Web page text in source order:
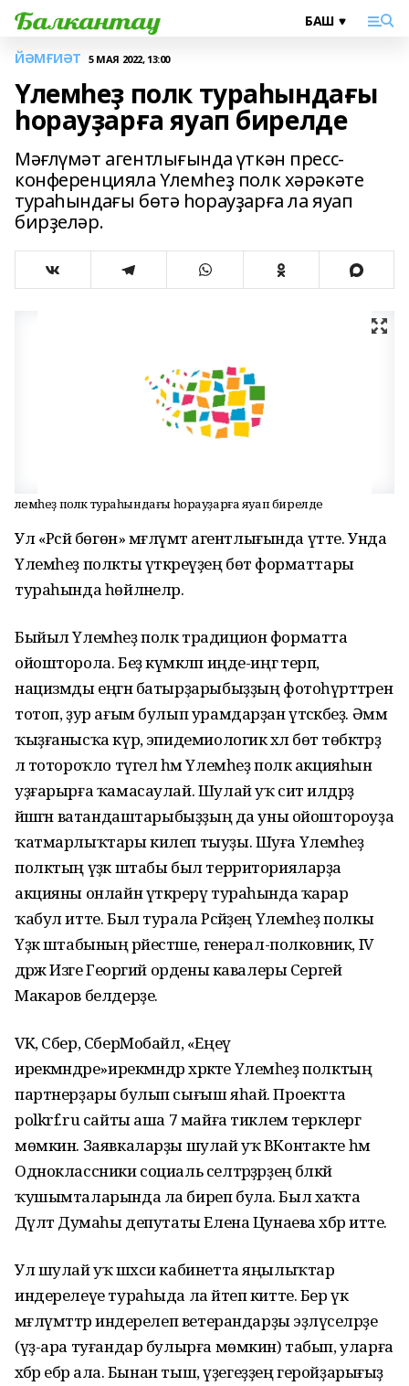
ЙӘМҒИӘТ 5 МАЯ 2022, 13:00
Үлемһеҙ полк тураһындағы
һорауҙарға яуап бирелде
Мәғлүмәт агентлығында үткән пресс-
конференцияла Үлемһеҙ полк хәрәкәте
тураһындағы бөтә һорауҙарға ла яуап
бирҙеләр.
Үлемһеҙ полк тураһындағы һорауҙарға яуап бирелде
Ул «Рәсәй бөгөн» мәғлүмәт агентлығында үтте. Унда
Үлемһеҙ полкты үткәреүҙең бөтә форматтары
тураһында һөйләнеләр.
Быйыл Үлемһеҙ полк традицион форматта
ойошторола. Беҙ күмәкләп иңде-иңгә терәп,
нацизмды еңгән батырҙарыбыҙҙың фотоһүрәттәрен
тотоп, ҙур ағым булып урамдарҙан үтәсәкбеҙ. Әммә
ҡыҙғанысҡа күрә, эпидемиологик хәл бөтә төбәктәрҙә
лә тотороҡло түгел һәм Үлемһеҙ полк акцияһын
уҙғарырға ҡамасаулай. Шулай уҡ сит илдәрҙә
йәшәгән ватандаштарыбыҙҙың да уны ойоштороуҙа
ҡатмарлыҡтары килеп тыуҙы. Шуға Үлемһеҙ
полктың үҙәк штабы был территорияларҙа
акцияны онлайн үткәрерү тураһында ҡарар
ҡабул итте. Был турала Рәсәйҙең Үлемһеҙ полкы
Үҙәк штабының рәйестәше, генерал-полковник, IV
дәрәжә Изге Георгий ордены кавалеры Сергей
Макаров белдерҙе.
VK, Сбер, СберМобайл, «Еңеү
ирекмәндәре»ирекмәндәр хәрәкәте Үлемһеҙ полктың
партнерҙары булып сығыш яһай. Проектта
polkrf.ru сайты аша 7 майға тиклем теркәлергә
мөмкин. Заявкаларҙы шулай уҡ ВКонтакте һәм
Одноклассники социаль селтәрҙәрҙең бәләкәй
ҡушымталарында ла биреп була. Был хаҡта
Дәүләт Думаһы депутаты Елена Цунаева хәбәр итте.
Ул шулай уҡ шәхси кабинетта яңылыҡтар
индерелеүе тураһыда ла әйтеп китте. Бер үк
мәғлүмәттәр индерелеп ветерандарҙы эҙләүселәрҙе
(үҙ-ара туғандар булырға мөмкин) табып, уларға
хәбәр ебәрә ала. Бынан тыш, үҙегеҙҙең геройҙарығыҙ